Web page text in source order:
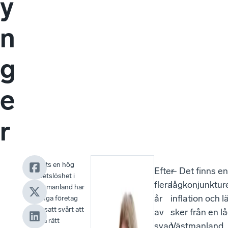
y
n
g
e
r
”Trots en hög
arbetslöshet i
Västmanland har
många företag
fortsatt svårt att
hitta rätt
Efter
flera
år
av
– Det finns
inflation och
sker från en